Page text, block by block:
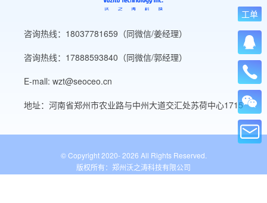
咨询热线：18037781659（同微信/姜经理）
咨询热线：17888593840（同微信/郭经理）
E-mall: wzt@seoceo.cn
地址：河南省郑州市农业路与中州大道交汇处苏荷中心1715
© Copyright 2020-2026 All Rights Reserved.
版权所有：郑州沃之涛科技有限公司
工单